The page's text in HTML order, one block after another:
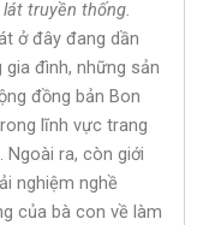
truyền thống.
ở đây đang dần
đình, những sản
đồng bản Bon
lĩnh vực trang
Ngoài ra, còn giới
nghiệm nghề
của bà con về làm